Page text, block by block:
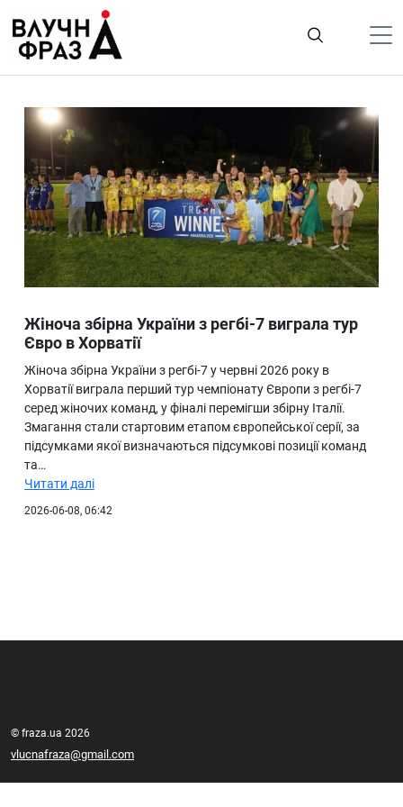
содержимому
Гроші
Життя
Лайфстайл
ТехноНаука
Людина
Ukraine
Про нас
Жіноча збірна України з регбі-7 виграла тур
Євро в Хорватії
Жіноча збірна України з регбі-7 у червні 2026 року в
Хорватії виграла перший тур чемпіонату Європи з регбі-7
серед жіночих команд, у фіналі перемігши збірну Італії.
Змагання стали стартовим етапом європейської серії, за
підсумками якої визначаються підсумкові позиції команд
та…
Читати далі
2026-06-08, 06:42
© fraza.ua 2026
vlucnafraza@gmail.com